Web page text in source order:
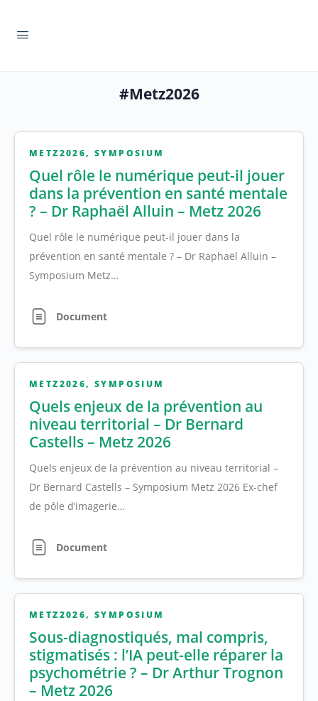
#Metz2026
METZ2026,SYMPOSIUM
Quel rôle le numérique peut-il jouer
dans la prévention en santé mentale
? – Dr Raphaël Alluin – Metz 2026
Quel rôle le numérique peut-il jouer dans la
prévention en santé mentale ? – Dr Raphaël Alluin –
Symposium Metz…
Document
METZ2026,SYMPOSIUM
Quels enjeux de la prévention au
niveau territorial – Dr Bernard
Castells – Metz 2026
Quels enjeux de la prévention au niveau territorial –
Dr Bernard Castells – Symposium Metz 2026 Ex-chef
de pôle d’imagerie…
Document
METZ2026,SYMPOSIUM
Sous-diagnostiqués, mal compris,
stigmatisés : l’IA peut-elle réparer la
psychométrie ? – Dr Arthur Trognon
– Metz 2026